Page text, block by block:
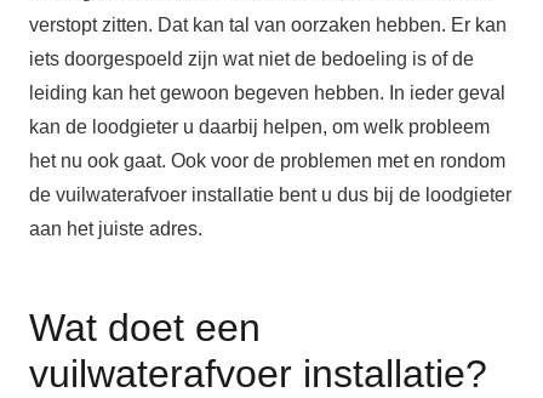
verstopt zitten. Dat kan tal van oorzaken hebben. Er kan
iets doorgespoeld zijn wat niet de bedoeling is of de
leiding kan het gewoon begeven hebben. In ieder geval
kan de loodgieter u daarbij helpen, om welk probleem
het nu ook gaat. Ook voor de problemen met en rondom
de vuilwaterafvoer installatie bent u dus bij de loodgieter
aan het juiste adres.
Wat doet een
vuilwaterafvoer installatie?